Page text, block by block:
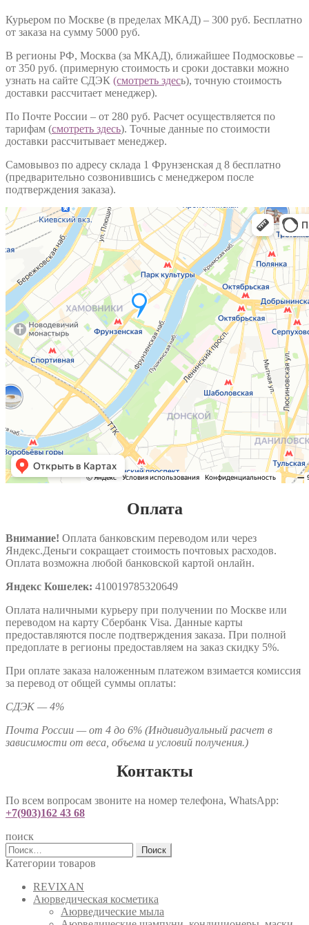
Курьером по Москве (в пределах МКАД) – 300 руб. Бесплатно
от заказа на сумму 5000 руб.
В регионы РФ, Москва (за МКАД), ближайшее Подмосковье –
от 350 руб. (примерную стоимость и сроки доставки можно
узнать на сайте СДЭК (смотреть здесь), точную стоимость
доставки рассчитает менеджер).
По Почте России – от 280 руб. Расчет осуществляется по
тарифам (смотреть здесь). Точные данные по стоимости
доставки рассчитывает менеджер.
Самовывоз по адресу склада 1 Фрунзенская д 8 бесплатно
(предварительно созвонившись с менеджером после
подтверждения заказа).
Оплата
Внимание! Оплата банковским переводом или через
Яндекс.Деньги сокращает стоимость почтовых расходов.
Оплата возможна любой банковской картой онлайн.
Яндекс Кошелек: 410019785320649
Оплата наличными курьеру при получении по Москве или
переводом на карту Сбербанк Visa. Данные карты
предоставляются после подтверждения заказа. При полной
предоплате в регионы предоставляем на заказ скидку 5%.
При оплате заказа наложенным платежом взимается комиссия
за перевод от общей суммы оплаты:
СДЭК — 4%
Почта России — от 4 до 6% (Индивидуальный расчет в
зависимости от веса, объема и условий получения.)
Контакты
По всем вопросам звоните на номер телефона, WhatsApp:
+7(903)162 43 68
поиск
Найти:
Категории товаров
REVIXAN
Аюрведическая косметика
Аюрведические мыла